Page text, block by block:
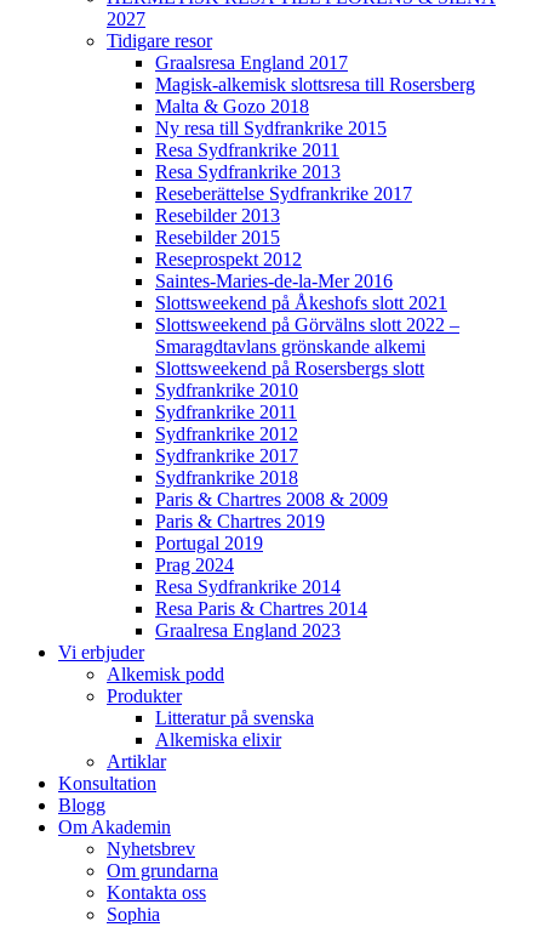
2027
Tidigare resor
Graalsresa England 2017
Magisk-alkemisk slottsresa till Rosersberg
Malta & Gozo 2018
Ny resa till Sydfrankrike 2015
Resa Sydfrankrike 2011
Resa Sydfrankrike 2013
Reseberättelse Sydfrankrike 2017
Resebilder 2013
Resebilder 2015
Reseprospekt 2012
Saintes-Maries-de-la-Mer 2016
Slottsweekend på Åkeshofs slott 2021
Slottsweekend på Görvälns slott 2022 –
Smaragdtavlans grönskande alkemi
Slottsweekend på Rosersbergs slott
Sydfrankrike 2010
Sydfrankrike 2011
Sydfrankrike 2012
Sydfrankrike 2017
Sydfrankrike 2018
Paris & Chartres 2008 & 2009
Paris & Chartres 2019
Portugal 2019
Prag 2024
Resa Sydfrankrike 2014
Resa Paris & Chartres 2014
Graalresa England 2023
Vi erbjuder
Alkemisk podd
Produkter
Litteratur på svenska
Alkemiska elixir
Artiklar
Konsultation
Blogg
Om Akademin
Nyhetsbrev
Om grundarna
Kontakta oss
Sophia